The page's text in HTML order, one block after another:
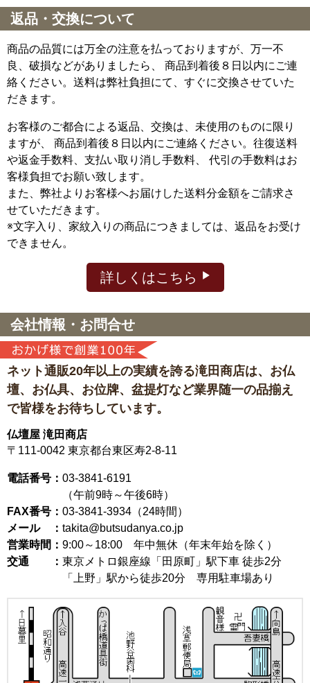
返品・交換について
商品の品質には万全の注意を払っておりますが、万一不
良、破損などがありましたら、 商品到着後８日以内にご連
絡ください。送料は弊社負担にて、すぐに交換させていた
だきます。
お客様のご都合による返品、交換は、未使用のものに限り
ますが、
商品到着後８日以内にご連絡ください。往復送料
や返金手数料、支払い取り消し手数料、 代引の手数料はお
客様負担でお願い致します。
また、弊社よりお客様へお届けした送料分金額をご請求さ
せていただきます。
※文字入り、家紋入りの商品につきましては、返品をお受け
できません。
詳しくはこちら
会社情報・お問合せ
ネット通販20年以上の実績を誇る滝田商店は、 お仏
壇、お仏具、お位牌、盆提灯など業界随一の品揃え
で皆様をお待ちしています。
仏壇屋 滝田商店
〒111-0042 東京都台東区寿2-8-11
電話番号： 03-3841-6191
（午前9時～午後6時）
FAX番号： 03-3841-3934（24時間）
メール ： takita@butsudanya.co.jp
営業時間： 9:00～18:00 年中無休（年末年始を除く）
交通 ： 東京メトロ銀座線「田原町」駅下車 徒歩2分
「上野」駅から徒歩20分 専用駐車場あり